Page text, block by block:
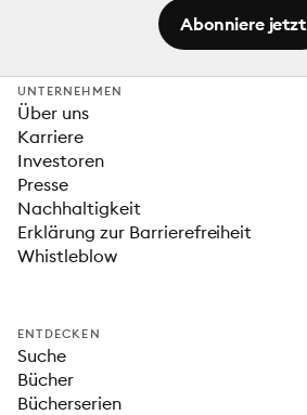
Abonniere jetzt
UNTERNEHMEN
Über uns
Karriere
Investoren
Presse
Nachhaltigkeit
Erklärung zur Barrierefreiheit
Whistleblow
ENTDECKEN
Suche
Bücher
Bücherserien